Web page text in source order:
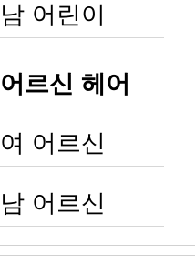
남 어린이
어르신 헤어
여 어르신
남 어르신